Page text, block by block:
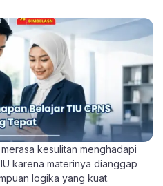
kesulitan menghadapi
karena materinya dianggap
logika yang kuat.